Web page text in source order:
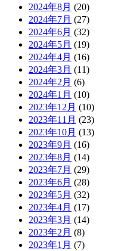
2024年8月 (20)
2024年7月 (27)
2024年6月 (32)
2024年5月 (19)
2024年4月 (16)
2024年3月 (11)
2024年2月 (6)
2024年1月 (10)
2023年12月 (10)
2023年11月 (23)
2023年10月 (13)
2023年9月 (16)
2023年8月 (14)
2023年7月 (29)
2023年6月 (28)
2023年5月 (32)
2023年4月 (17)
2023年3月 (14)
2023年2月 (8)
2023年1月 (7)